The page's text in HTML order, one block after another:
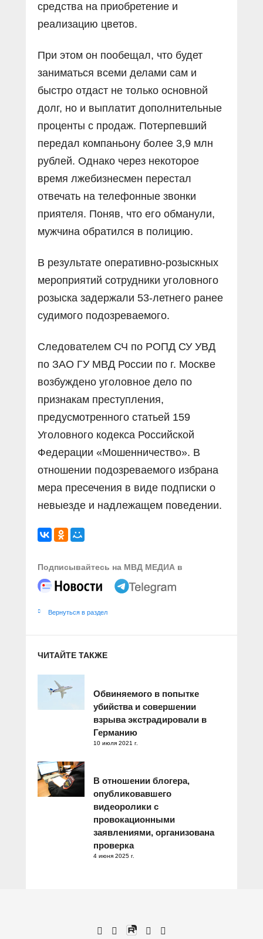
средства на приобретение и
реализацию цветов.
При этом он пообещал, что будет
заниматься всеми делами сам и
быстро отдаст не только основной
долг, но и выплатит дополнительные
проценты с продаж. Потерпевший
передал компаньону более 3,9 млн
рублей. Однако через некоторое
время лжебизнесмен перестал
отвечать на телефонные звонки
приятеля. Поняв, что его обманули,
мужчина обратился в полицию.
В результате оперативно-розыскных
мероприятий сотрудники уголовного
розыска задержали 53-летнего ранее
судимого подозреваемого.
Следователем СЧ по РОПД СУ УВД
по ЗАО ГУ МВД России по г. Москве
возбуждено уголовное дело по
признакам преступления,
предусмотренного статьей 159
Уголовного кодекса Российской
Федерации «Мошенничество». В
отношении подозреваемого избрана
мера пресечения в виде подписки о
невыезде и надлежащем поведении.
Подписывайтесь на МВД МЕДИА в
Вернуться в раздел
ЧИТАЙТЕ ТАКЖЕ
Обвиняемого в попытке
убийства и совершении
взрыва экстрадировали в
Германию
10 июля 2021 г.
В отношении блогера,
опубликовавшего
видеоролики с
провокационными
заявлениями, организована
проверка
4 июня 2025 г.